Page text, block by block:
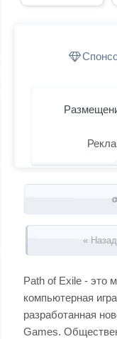
Запись навигация
«
Path of Exile - это
компьютерная
разработанная
Games.